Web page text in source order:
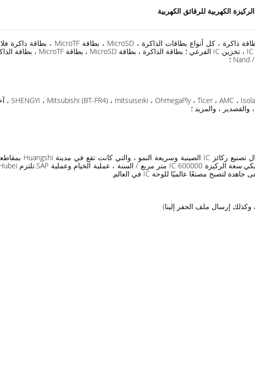
الركيزة الكهربية للرقائق الكهربية